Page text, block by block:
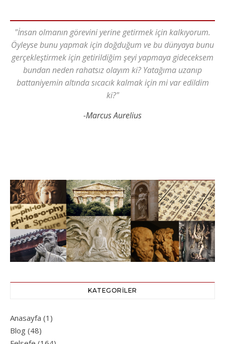
"İnsan olmanın görevini yerine getirmek için kalkıyorum.
Öyleyse bunu yapmak için doğduğum ve bu dünyaya bunu
gerçekleştirmek için getirildiğim şeyi yapmaya gideceksem
bundan neden rahatsız olayım ki? Yatağıma uzanıp
battaniyemin altında sıcacık kalmak için mi var edildim
ki?"
-Marcus Aurelius
KATEGORILER
Anasayfa (1)
Blog (48)